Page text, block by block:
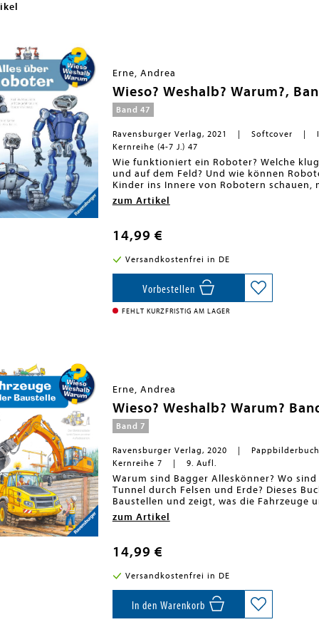
Erne, Andrea
Wieso? Weshalb? Warum?,
Band 47
Ravensburger Verlag, 2021 Softcover
Kernreihe (4-7 J.) 47
Wie funktioniert ein Roboter? Welche
und auf dem Feld? Und wie können
Kinder ins Innere von Robotern
und in autonome Roboterfahrzeuge
veranschaulichen kindgerecht auch
entdecken Kinder etwas Neues - da
ausgestorben? Wo ist die Sonne in der
Sachbuchreihe Wieso? Weshalb?
die unterschiedlichsten Themen aus der
und mit viel Liebe zum Detail unter die
Sachtexte und überraschende Klappen,
hinter die Dinge blicken lassen,
Der Spaß am eigenhändigen Entdecken,
zum Artikel
14,99 €
Versandkostenfrei in DE
Vorbestellen
FEHLT KURZFRISTIG AM LAGER
Erne, Andrea
Wieso? Weshalb? Warum?
Band 7
Ravensburger Verlag, 2020 Pappbilderbuch
Kernreihe 7
9. Aufl.
Warum sind Bagger Alleskönner? Wo
Tunnel durch Felsen und Erde? Dieses
Baustellen und zeigt, was die Fahrzeuge
ein Abbruchbagger ein Haus ein, wirft
oder eines Betonmischfahrzeugs. Das
Wieso? Weshalb? Warum?
Die Sachbuchreihe für Kinder von 4-7
Jeden Tag entdecken Kinder etwas
Dinosaurier ausgestorben? Wo ist die
beliebte Sachbuchreihe Wieso?
Dabei werden die unterschiedlichsten
zum Artikel
14,99 €
Versandkostenfrei in DE
In den Warenkorb